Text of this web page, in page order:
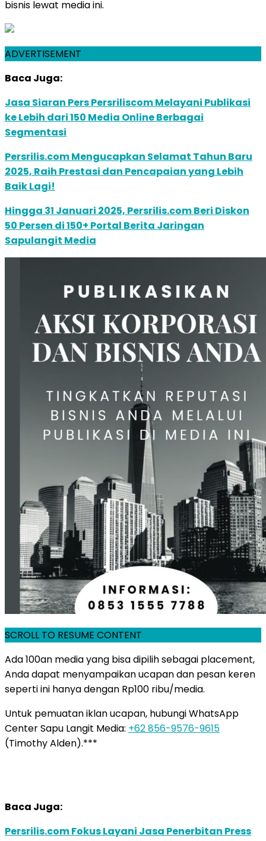
bisnis lewat media ini.
ADVERTISEMENT
Baca Juga:
Jasa Siaran Pers Persriliscom Melayani Publikasi
ke Lebih dari 150 Media Online Berbagai
Segmentasi
Persrilis.com Mengucapkan Selamat Tahun Baru
2025, Raih Prestasi dan Pencapaian yang Lebih
Baik Lagi!
Hingga 31 Januari 2025, Persrilis.com Beri Diskon
50 Persen di 150+ Portal Berita Jaringan
Sapulangit Media
SCROLL TO RESUME CONTENT
Ada 100an media yang bisa dipilih sebagai placement,
Anda dapat menyampaikan ucapan dan pesan keren
seperti ini hanya dengan Rp100 ribu/media.
Untuk pemuatan iklan ucapan, hubungi WhatsApp
Center Sapu Langit Media: +62 856-9576-9615
(Timothy Alden).***
Baca Juga:
Persrilis.com Fokus Layani Jasa Penerbitan Press